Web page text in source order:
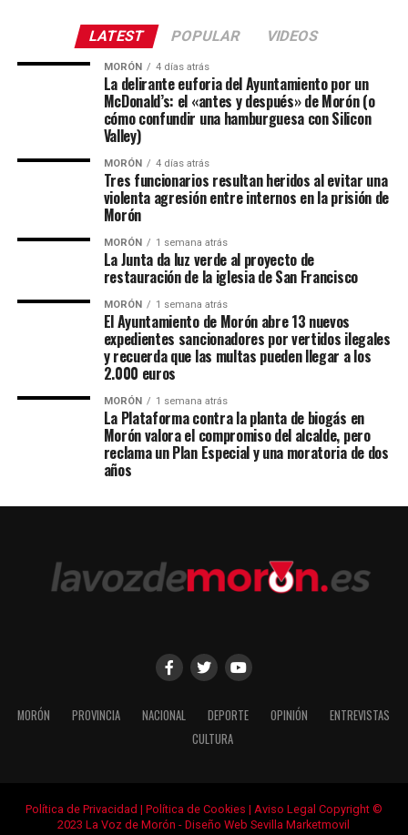
LATEST POPULAR VIDEOS
MORÓN 4 días atrás
La delirante euforia del Ayuntamiento por un
McDonald’s: el «antes y después» de Morón (o
cómo confundir una hamburguesa con Silicon
Valley)
MORÓN 4 días atrás
Tres funcionarios resultan heridos al evitar una
violenta agresión entre internos en la prisión de
Morón
MORÓN 1 semana atrás
La Junta da luz verde al proyecto de
restauración de la iglesia de San Francisco
MORÓN 1 semana atrás
El Ayuntamiento de Morón abre 13 nuevos
expedientes sancionadores por vertidos ilegales
y recuerda que las multas pueden llegar a los
2.000 euros
MORÓN 1 semana atrás
La Plataforma contra la planta de biogás en
Morón valora el compromiso del alcalde, pero
reclama un Plan Especial y una moratoria de dos
años
MORÓN PROVINCIA NACIONAL DEPORTE OPINIÓN
ENTREVISTAS
CULTURA
Política de Privacidad | Política de Cookies | Aviso Legal Copyright ©
2023 La Voz de Morón -Diseño Web Sevilla Marketmovil